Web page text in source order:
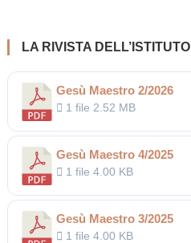
LA RIVISTA DELL’ISTITUTO
Gesù Maestro 2/2026
1 file 2.52 MB
Gesù Maestro 4/2025
1 file4.00 KB
Gesù Maestro 3/2025
1 file4.00 KB